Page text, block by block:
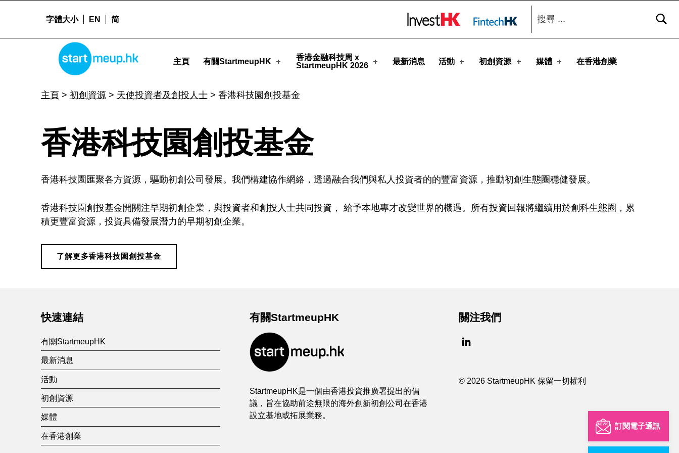
訂閱電子通訊
香港科技園創投基金 - StartmeupHK
STARTMEUPHK
主頁 有關StartmeupHK
香港金融科技周 x
StartmeupHK 2026
最新消息 活動 初創資源 媒體 在香港創業
字體大小 EN 简
搜尋：
主頁> 初創資源> 天使投資者及創投人士> 香港科技園創投基金
香
港
科
技
園
投
基
金
香港科技園創投基金
香港科技園匯聚各方資源，驅動初創公司發展。我們構建協作網絡，透過融合我們與私人投資者的的豐富資源，推動初創生態圈穩健發展。
香港科技園創投基金開關注早期初創企業，與投資者和創投人士共同投資， 給予本地專才改變世界的機遇。所有投資回報將繼續用於創科生態圈，累
積更豐富資源，投資具備發展潛力的早期初創企業。
了解更多香港科技園創投基金
Skip back to main navigation
快速連結
有關StartmeupHK
最新消息
活動
初創資源
媒體
在香港創業
有關StartmeupHK
StartmeupHK是一個由香港投資推廣署提出的倡
議，旨在協助前途無限的海外創新初創公司在香港
設立基地或拓展業務。
關注我們
© 2026 StartmeupHK 保留一切權利